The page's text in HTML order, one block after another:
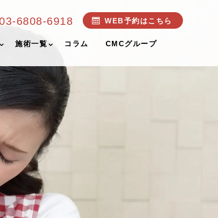
6808-6918 WEB予約はこちら
施術一覧 コラム CMCグループ